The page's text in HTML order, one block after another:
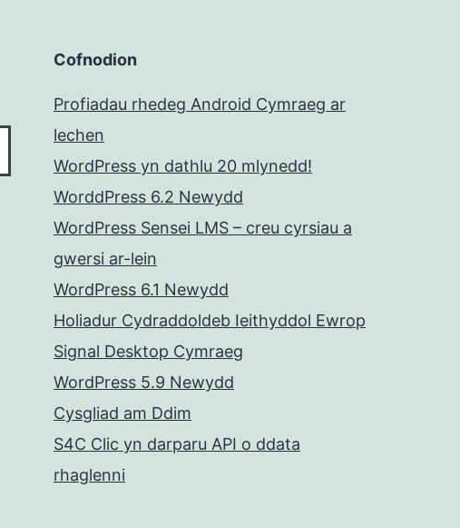
Cofnodion
Profiadau rhedeg Android Cymraeg ar
lechen
WordPress yn dathlu 20 mlynedd!
WorddPress 6.2 Newydd
WordPress Sensei LMS – creu cyrsiau a
gwersi ar-lein
WordPress 6.1 Newydd
Holiadur Cydraddoldeb Ieithyddol Ewrop
Signal Desktop Cymraeg
WordPress 5.9 Newydd
Cysgliad am Ddim
S4C Clic yn darparu API o ddata
rhaglenni